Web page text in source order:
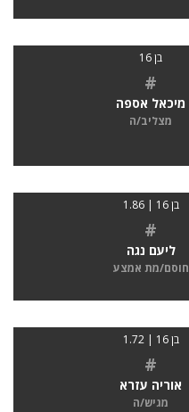
בן 16
#
מיכאל אספה
מצליב/ה
בן 16 | 1.86
#
ליעם נגה
חוסם/מת אמצע
בן 16 | 1.72
#
אוריה עזרא
מגיש/ה